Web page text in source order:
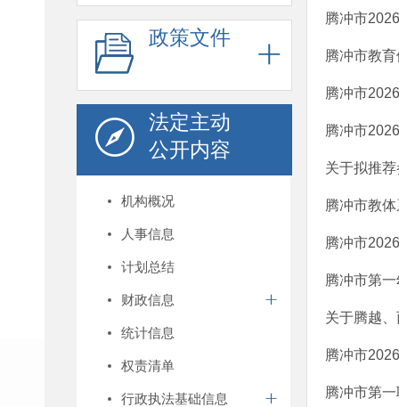
政策文件
法定主动
公开内容
机构概况
人事信息
计划总结
财政信息
统计信息
权责清单
行政执法基础信息
腾冲市
腾冲市教
腾冲市
腾冲市
关于拟推
腾冲市教
腾冲市
腾冲市第
关于腾越
腾冲市
腾冲市第